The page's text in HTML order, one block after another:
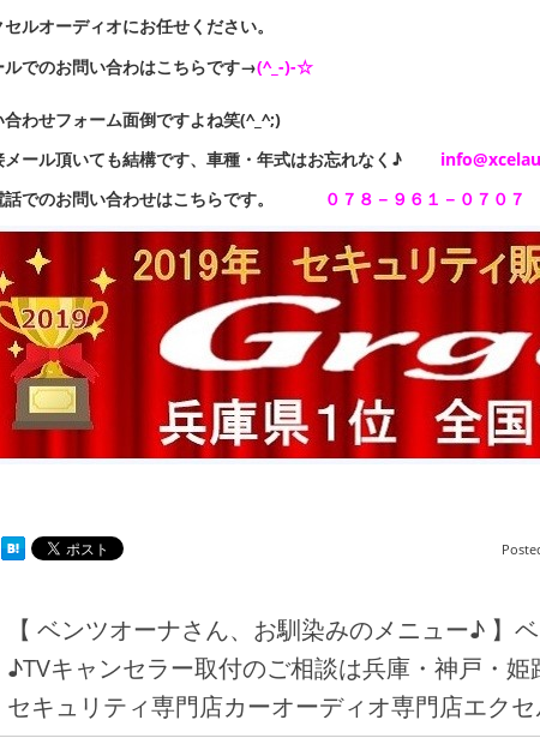
セルオーディオにお任せください。
ルでのお問い合わはこちらです→(^_-)-☆
合わせフォーム面倒ですよね笑(^_^;)
メール頂いても結構です、車種・年式はお忘れなく♪
話でのお問い合わせはこちらです。
０７８－９６１－０７０７
【 ベンツオーナさん、お馴染みのメニュー♪ 】
♪TVキャンセラー取付のご相談は兵庫・神戸・
セキュリティ専門店カーオーディオ専門店エク